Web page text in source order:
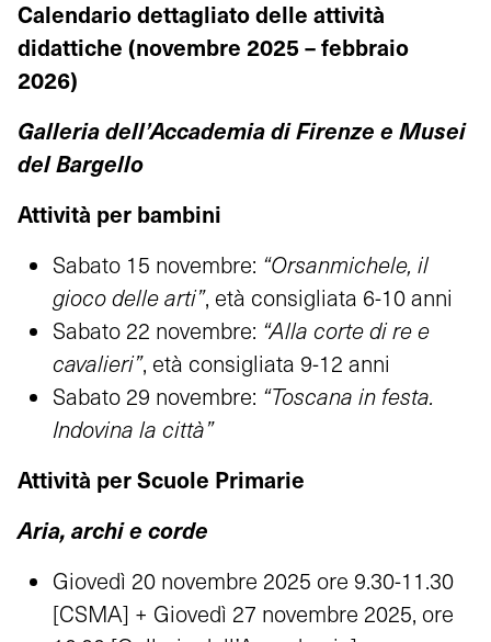
Calendario dettagliato delle attività
didattiche (novembre 2025 – febbraio
2026)
Galleria dell’Accademia di Firenze e Musei
del Bargello
Attività per bambini
Sabato 15 novembre: “Orsanmichele, il
gioco delle arti”, età consigliata 6-10 anni
Sabato 22 novembre: “Alla corte di re e
cavalieri”, età consigliata 9-12 anni
Sabato 29 novembre: “Toscana in festa.
Indovina la città”
Attività per Scuole Primarie
Aria, archi e corde
Giovedì 20 novembre 2025 ore 9.30-11.30
[CSMA] + Giovedì 27 novembre 2025, ore